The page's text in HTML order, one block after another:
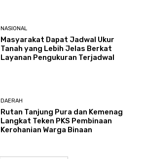
NASIONAL
Masyarakat Dapat Jadwal Ukur
Tanah yang Lebih Jelas Berkat
Layanan Pengukuran Terjadwal
DAERAH
Rutan Tanjung Pura dan Kemenag
Langkat Teken PKS Pembinaan
Kerohanian Warga Binaan